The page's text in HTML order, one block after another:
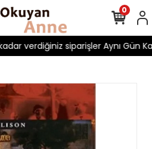
verdiğiniz siparişler Aynı Gün
0